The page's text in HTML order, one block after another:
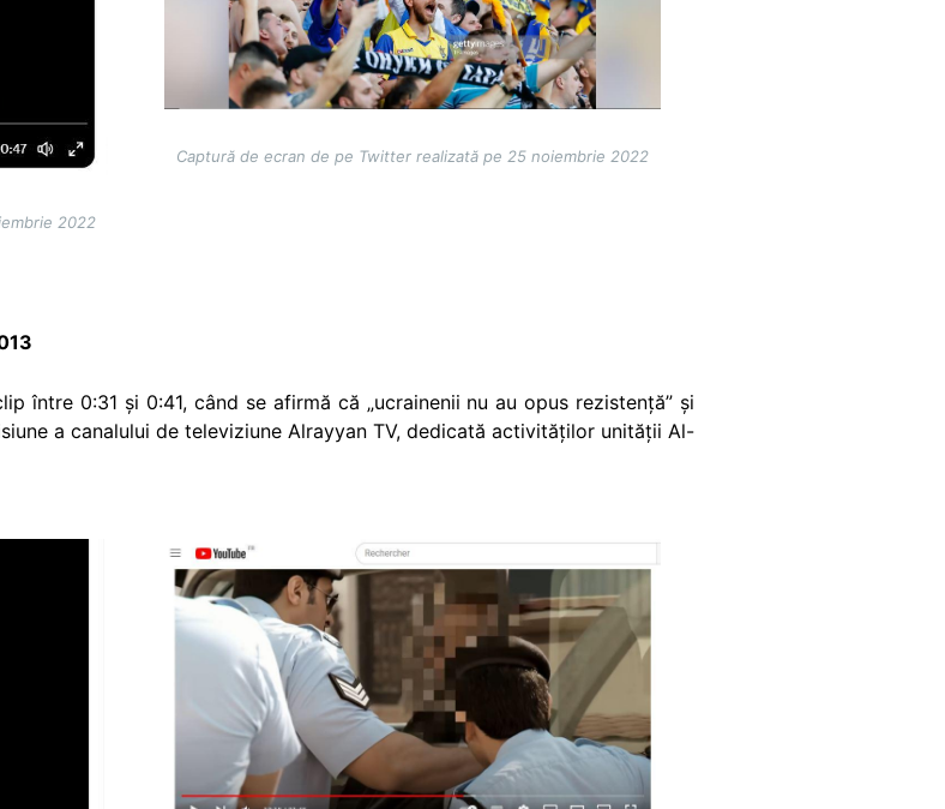
2022
Captură de ecran de pe Twitter realizată pe 25 noiembrie 2022
între 0:31 și 0:41, când se afirmă că „ucrainenii nu au opus rezistență” și
a canalului de televiziune Alrayyan TV, dedicată activităților unității Al-
Image